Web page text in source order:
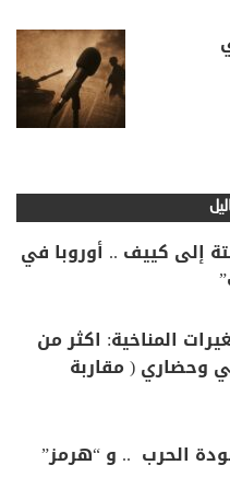
إلى كييف .. أوروبا في
المناخية: اكثر من
وحضاري ( مقاربة
الحرب .. و “هرمز”